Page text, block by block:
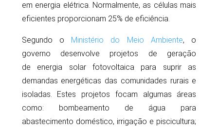
em energia elétrica. Normalmente, as células mais
eficientes proporcionam 25% de eficiência.
Segundo o Ministério do Meio Ambiente, o
governo desenvolve projetos de geração
de energia solar fotovoltaica para suprir as
demandas energéticas das comunidades rurais e
isoladas. Estes projetos focam algumas áreas
como: bombeamento de água para
abastecimento doméstico, irrigação e piscicultura;